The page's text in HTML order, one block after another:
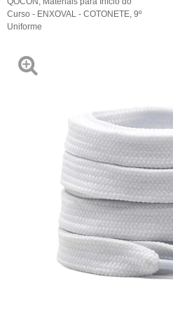
Curso - ENXOVAL - COTONETE 9º
Uniforme